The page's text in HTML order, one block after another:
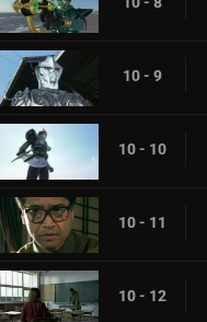
10 - 9
10 - 10
10 - 11
10 - 12